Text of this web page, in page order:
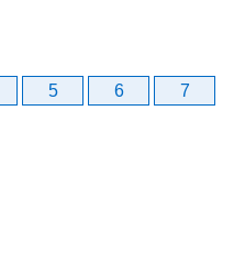
5 6
7